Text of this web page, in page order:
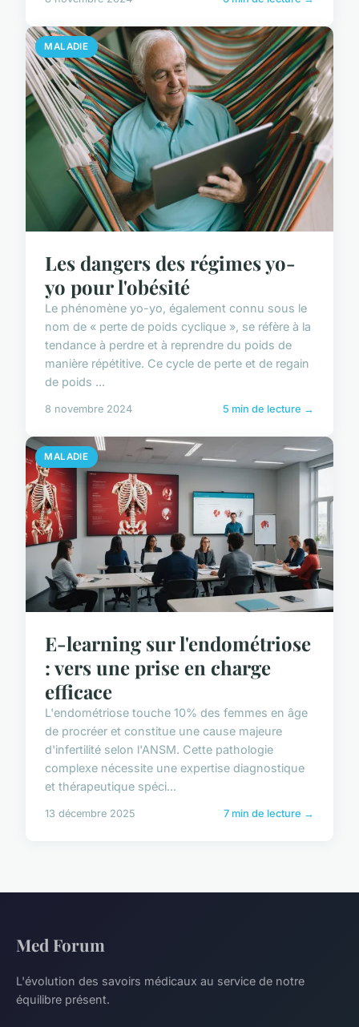
MALADIE
Les dangers des régimes yo-
yo pour l'obésité
Le phénomène yo-yo, également connu sous le
nom de « perte de poids cyclique », se réfère à la
tendance à perdre et à reprendre du poids de
manière répétitive. Ce cycle de perte et de regain
de poids ...
8 novembre 2024 5 min de lecture →
MALADIE
E-learning sur l'endométriose
: vers une prise en charge
efficace
L'endométriose touche 10% des femmes en âge
de procréer et constitue une cause majeure
d'infertilité selon l'ANSM. Cette pathologie
complexe nécessite une expertise diagnostique
et thérapeutique spéci...
13 décembre 2025 7 min de lecture →
Med Forum
L'évolution des savoirs médicaux au service de notre
équilibre présent.